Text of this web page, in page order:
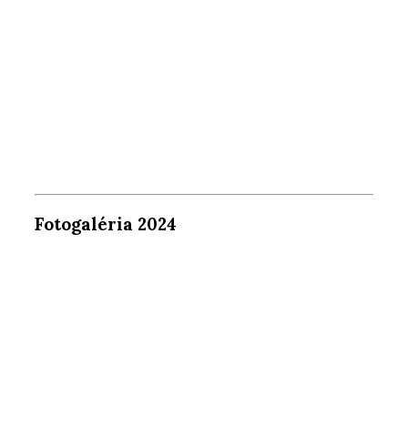
Fotogaléria 2024